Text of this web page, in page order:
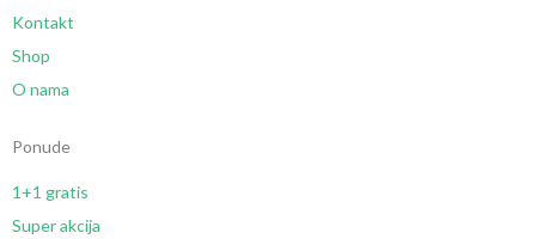
Kontakt
Shop
O nama
Ponude
1+1 gratis
Super akcija